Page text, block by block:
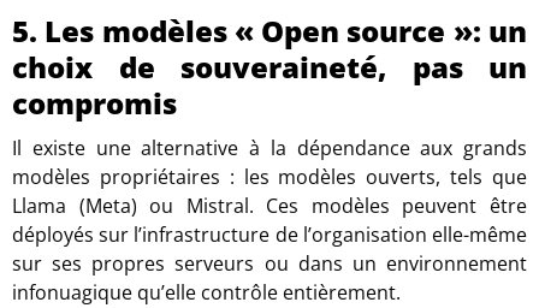
5. Les modèles « Open source »: un
choix de souveraineté, pas un
compromis
Il existe une alternative à la dépendance aux grands
modèles propriétaires : les modèles ouverts, tels que
Llama (Meta) ou Mistral. Ces modèles peuvent être
déployés sur l’infrastructure de l’organisation elle-même
sur ses propres serveurs ou dans un environnement
infonuagique qu’elle contrôle entièrement.